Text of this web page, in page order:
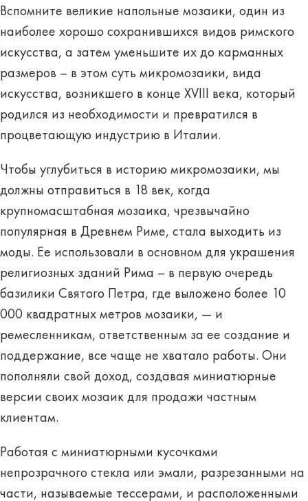
Вспомните великие напольные мозаики, один из
наиболее хорошо сохранившихся видов римского
искусства, а затем уменьшите их до карманных
размеров – в этом суть микромозаики, вида
искусства, возникшего в конце XVIII века, который
родился из необходимости и превратился в
процветающую индустрию в Италии.
Чтобы углубиться в историю микромозаики, мы
должны отправиться в 18 век, когда
крупномасштабная мозаика, чрезвычайно
популярная в Древнем Риме, стала выходить из
моды. Ее использовали в основном для украшения
религиозных зданий Рима – в первую очередь
базилики Святого Петра, где выложено более 10
000 квадратных метров мозаики, — и
ремесленникам, ответственным за ее создание и
поддержание, все чаще не хватало работы. Они
пополняли свой доход, создавая миниатюрные
версии своих мозаик для продажи частным
клиентам.
Работая с миниатюрными кусочками
непрозрачного стекла или эмали, разрезанными на
части, называемые тессерами, и расположенными